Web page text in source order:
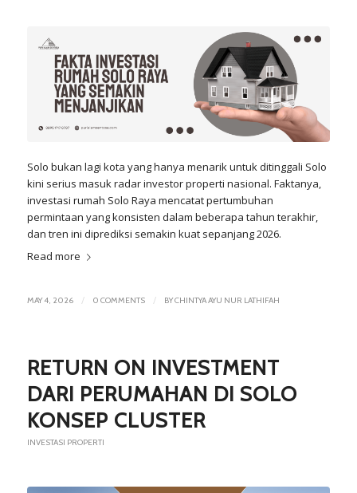
Solo bukan lagi kota yang hanya menarik untuk ditinggali Solo
kini serius masuk radar investor properti nasional. Faktanya,
investasi rumah Solo Raya mencatat pertumbuhan
permintaan yang konsisten dalam beberapa tahun terakhir,
dan tren ini diprediksi semakin kuat sepanjang 2026.
Read more
MAY 4, 2026 / 0 COMMENTS / BYCHINTYA AYU NUR LATHIFAH
RETURN ON INVESTMENT
DARI PERUMAHAN DI SOLO
KONSEP CLUSTER
INVESTASI PROPERTI